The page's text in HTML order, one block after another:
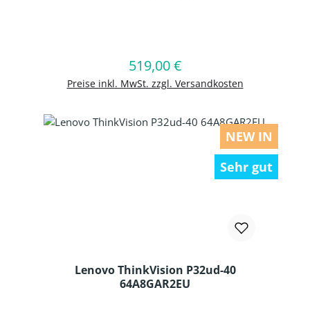
Regulärer Preis:
519,00 €
Preise inkl. MwSt. zzgl. Versandkosten
In den Warenkorb
NEW IN
Sehr gut
Lenovo ThinkVision P32ud-40
64A8GAR2EU